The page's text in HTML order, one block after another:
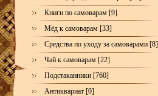
Книги по самоварам [9]
Мёд к самоварам [33]
Средства по уходу за самоварами [8]
Чай к самоварам [22]
Подстаканники [760]
Антиквариат [0]